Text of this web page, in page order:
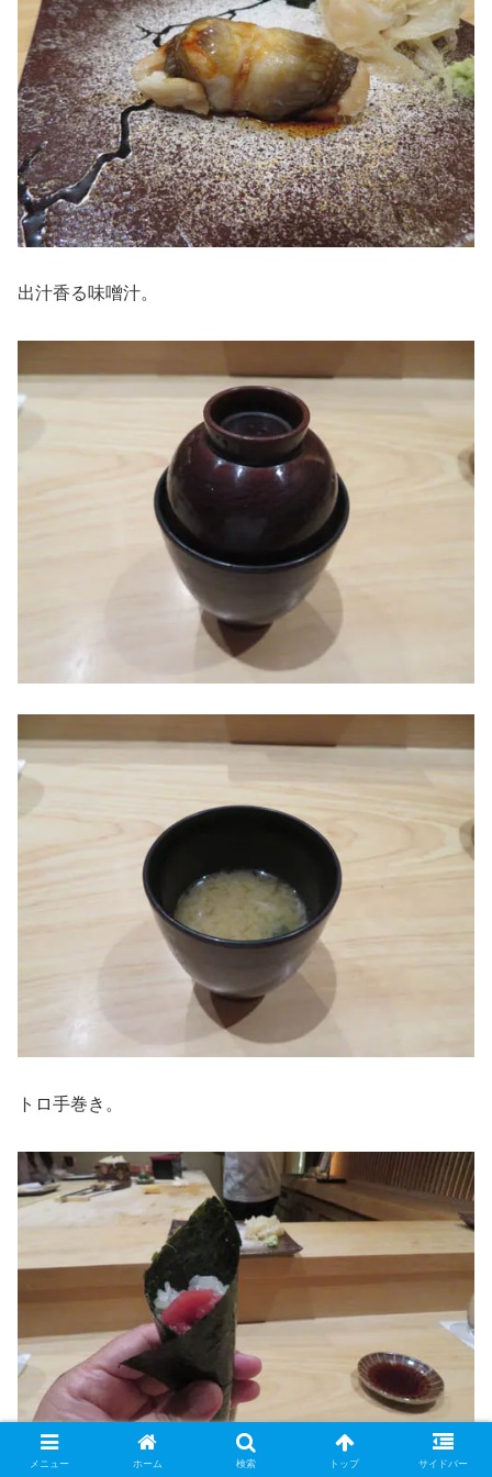
出汁香る味噌汁。
トロ手巻き。
メニュー ホーム 検索 トップ サイドバー